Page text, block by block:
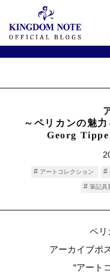
～ペリカンの魅
Georg
アートコレクション
筆記具
ペリ
アーカイブポ
“アート